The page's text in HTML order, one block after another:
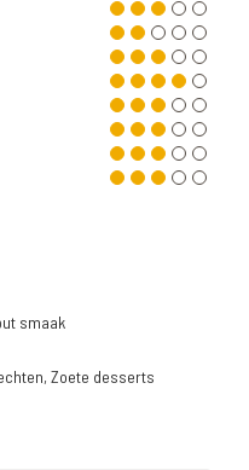
smaak
Zoete desserts